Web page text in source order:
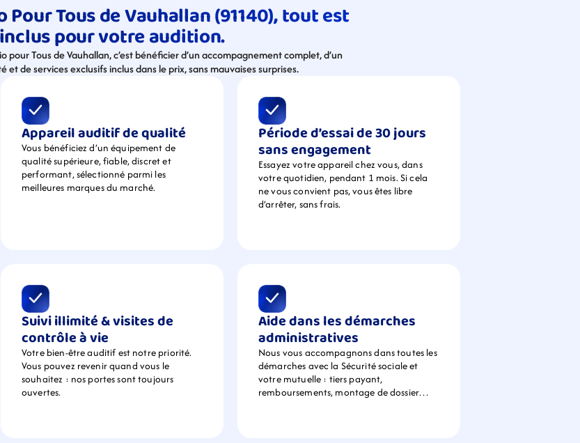
Tous de Vauhallan (91140), tout est
inclus pour votre audition.
pour Tous de Vauhallan, c’est bénéficier d’un accompagnement complet, d’un
et de services exclusifs inclus dans le prix, sans mauvaises surprises.
Appareil auditif de qualité
Vous bénéficiez d’un équipement de
qualité supérieure, fiable, discret et
performant, sélectionné parmi les
meilleures marques du marché.
Période d’essai de 30 jours
sans engagement
Essayez votre appareil chez vous, dans
votre quotidien, pendant 1 mois. Si cela
ne vous convient pas, vous êtes libre
d’arrêter, sans frais.
Suivi illimité & visites de
contrôle à vie
Votre bien-être auditif est notre priorité.
Vous pouvez revenir quand vous le
souhaitez : nos portes sont toujours
ouvertes.
Aide dans les démarches
administratives
Nous vous accompagnons dans toutes les
démarches avec la Sécurité sociale et
votre mutuelle : tiers payant,
remboursements, montage de dossier…